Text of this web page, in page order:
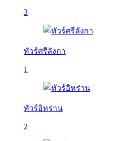
3
ทัวร์ศรีลังกา
1
ทัวร์อิหร่าน
2